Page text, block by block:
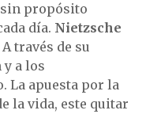
sin propósito
día. Nietzsche
través de su
a los
La apuesta por la
la vida, este quitar